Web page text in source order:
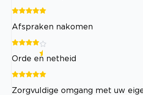
Afspraken nakomen
Orde en netheid
Zorgvuldige omgang met uw